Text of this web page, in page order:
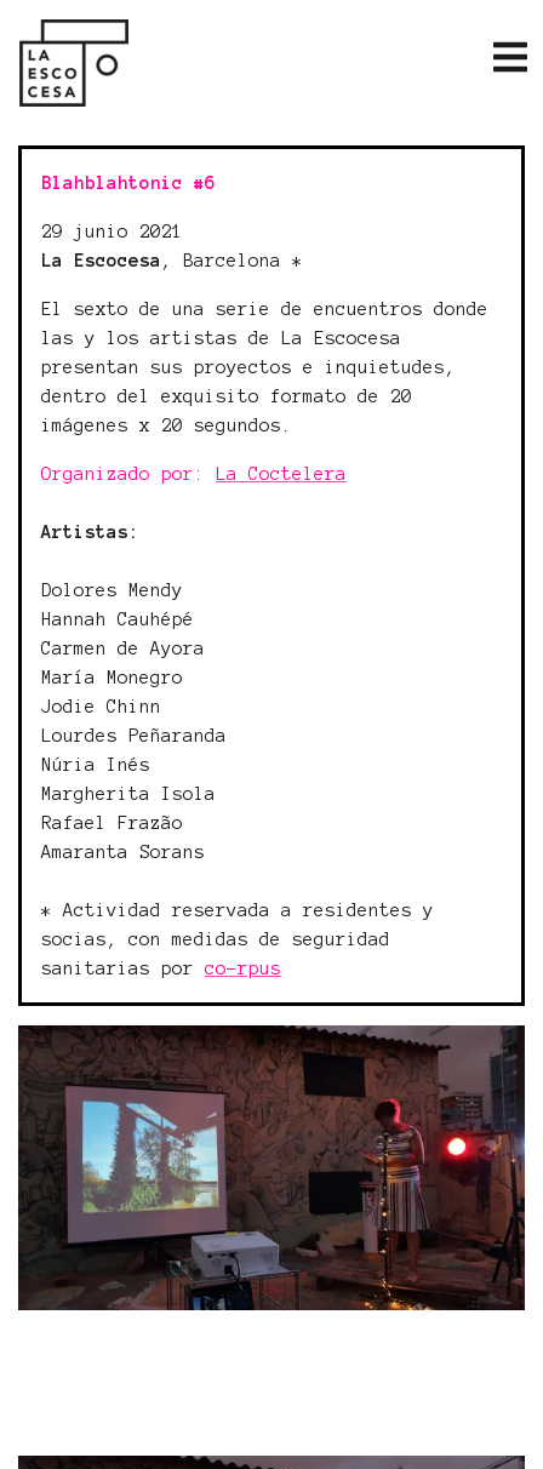
Blahblahtonic #6
29 junio 2021
La Escocesa , Barcelona *
El sexto de una serie de encuentros donde
las y los artistas de La Escocesa
presentan sus proyectos e inquietudes,
dentro del exquisito formato de 20
imágenes x 20 segundos.
Organizado por: La Coctelera
Artistas:
Dolores Mendy
Hannah Cauhépé
Carmen de Ayora
María Monegro
Jodie Chinn
Lourdes Peñaranda
Núria Inés
Margherita Isola
Rafael Frazão
Amaranta Sorans
* Actividad reservada a residentes y
socias, con medidas de seguridad
sanitarias por co-rpus